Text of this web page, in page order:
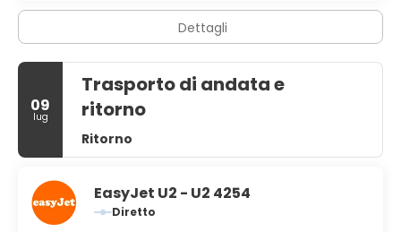
Dettagli
09
lug
Trasporto di andata e
ritorno
Ritorno
EasyJet U2 - U2 4254
Diretto